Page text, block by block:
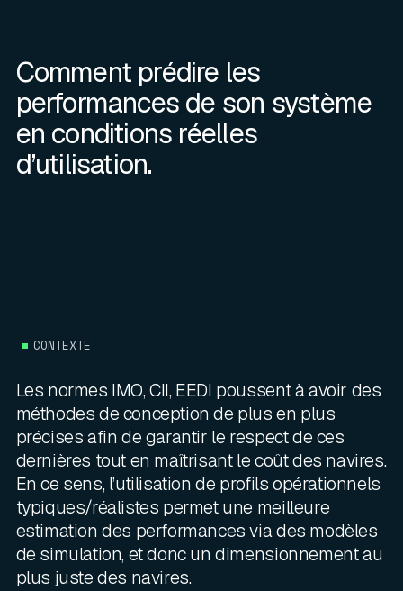
Comment prédire les
performances de son système
en conditions réelles
d’utilisation.
CONTEXTE
Les normes IMO, CII, EEDI poussent à avoir des
méthodes de conception de plus en plus
précises afin de garantir le respect de ces
dernières tout en maîtrisant le coût des navires.
En ce sens, l’utilisation de profils opérationnels
typiques/réalistes permet une meilleure
estimation des performances via des modèles
de simulation, et donc un dimensionnement au
plus juste des navires.